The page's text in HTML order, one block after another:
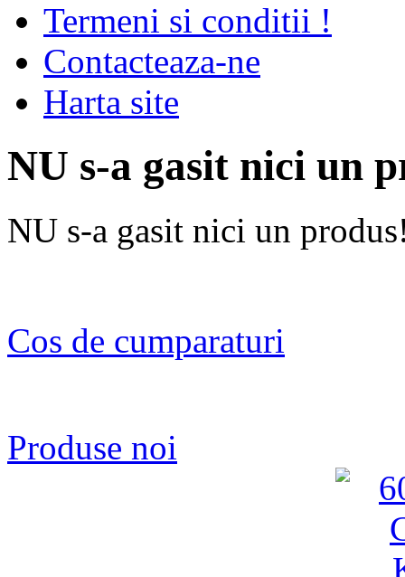
Termeni si conditii !
Contacteaza-ne
Harta site
NU s-a gasit nici un
NU s-a gasit nici un
Cos de cumparaturi
Produse noi